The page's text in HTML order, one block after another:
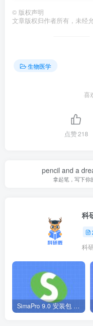
© 版权声明
文章版权归作者所有，未经
生物医学
喜
点赞218
pencil and a
拿起笔，写下你
科
科
SimaPro 9.0 安装包 | Win英文版 | 生命周期评估软件 | 安装教程